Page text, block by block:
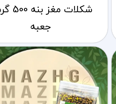
شکلات
جعبه